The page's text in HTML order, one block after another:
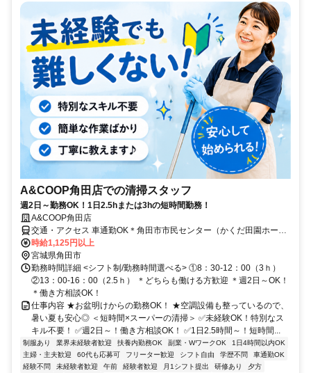
A&COOP角田店での清掃スタッフ
週2日～勤務OK！1日2.5hまたは3hの短時間勤務！
A&COOP角田店
交通・アクセス 車通勤OK＊角田市市民センター（かくだ田園ホー
ル）近く＊
時給1,125円以上
宮城県角田市
勤務時間詳細 <シフト制/勤務時間選べる> ①8：30-12：00（3ｈ）
②13：00-16：00（2.5ｈ） ＊どちらも働ける方歓迎 ＊週2日～OK！
＊働き方相談OK！
仕事内容 ★お盆明けからの勤務OK！ ★空調設備も整っているので、
暑い夏も安心◎ ＜短時間×スーパーの清掃＞ ✅未経験OK！特別なス
キル不要！ ✅週2日～！働き方相談OK！ ✅1日2.5時間～！短時間...
制服あり 業界未経験者歓迎 扶養内勤務OK 副業・WワークOK
1日4時間以内OK
主婦・主夫歓迎
60代も応募可 フリーター歓迎 シフト自由 学歴不問
車通勤OK
経験不問
未経験者歓迎 午前 経験者歓迎 月1シフト提出 研修あり
夕方